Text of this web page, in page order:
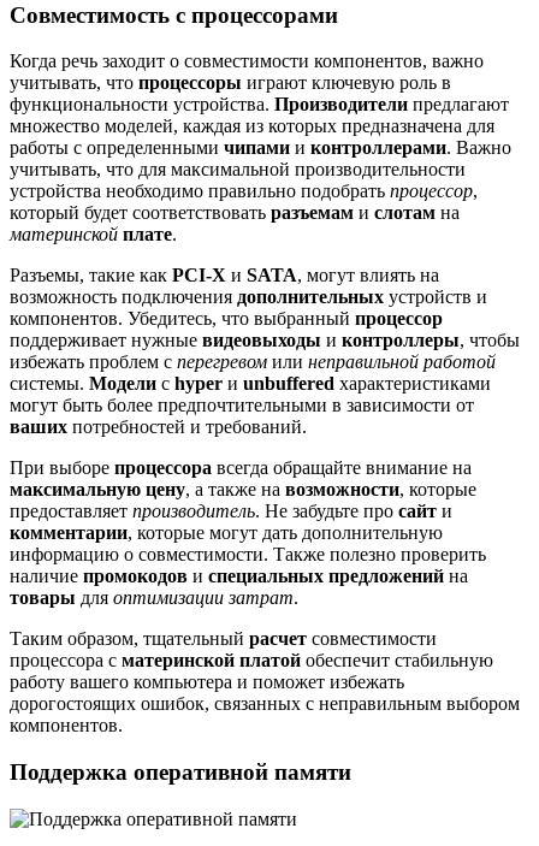
Совместимость с процессорами
Когда речь заходит о совместимости компонентов, важно
учитывать, что процессоры играют ключевую роль в
функциональности устройства. Производители предлагают
множество моделей, каждая из которых предназначена для
работы с определенными чипами и контроллерами. Важно
учитывать, что для максимальной производительности
устройства необходимо правильно подобрать процессор,
который будет соответствовать разъемам и слотам на
материнской плате.
Разъемы, такие как PCI-X и SATA, могут влиять на
возможность подключения дополнительных устройств и
компонентов. Убедитесь, что выбранный процессор
поддерживает нужные видеовыходы и контроллеры, чтобы
избежать проблем с перегревом или неправильной работой
системы. Модели с hyper и unbuffered характеристиками
могут быть более предпочтительными в зависимости от
ваших потребностей и требований.
При выборе процессора всегда обращайте внимание на
максимальную цену, а также на возможности, которые
предоставляет производитель. Не забудьте про сайт и
комментарии, которые могут дать дополнительную
информацию о совместимости. Также полезно проверить
наличие промокодов и специальных предложений на
товары для оптимизации затрат.
Таким образом, тщательный расчет совместимости
процессора с материнской платой обеспечит стабильную
работу вашего компьютера и поможет избежать
дорогостоящих ошибок, связанных с неправильным выбором
компонентов.
Поддержка оперативной памяти